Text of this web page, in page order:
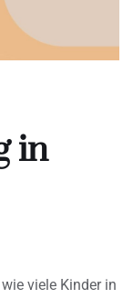
in
viele Kinder in